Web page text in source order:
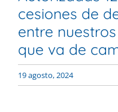
cesiones de
entre
que va de
19 agosto, 2024